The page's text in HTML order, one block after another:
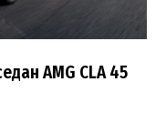
AMG CLA 45